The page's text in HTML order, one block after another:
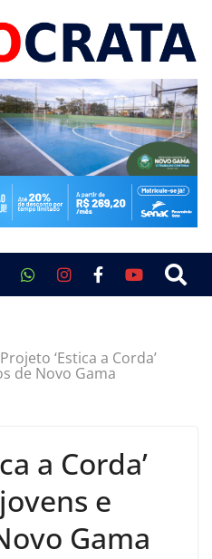
Projeto ‘Estica a Corda’
de Novo Gama
a Corda’
e
Gama